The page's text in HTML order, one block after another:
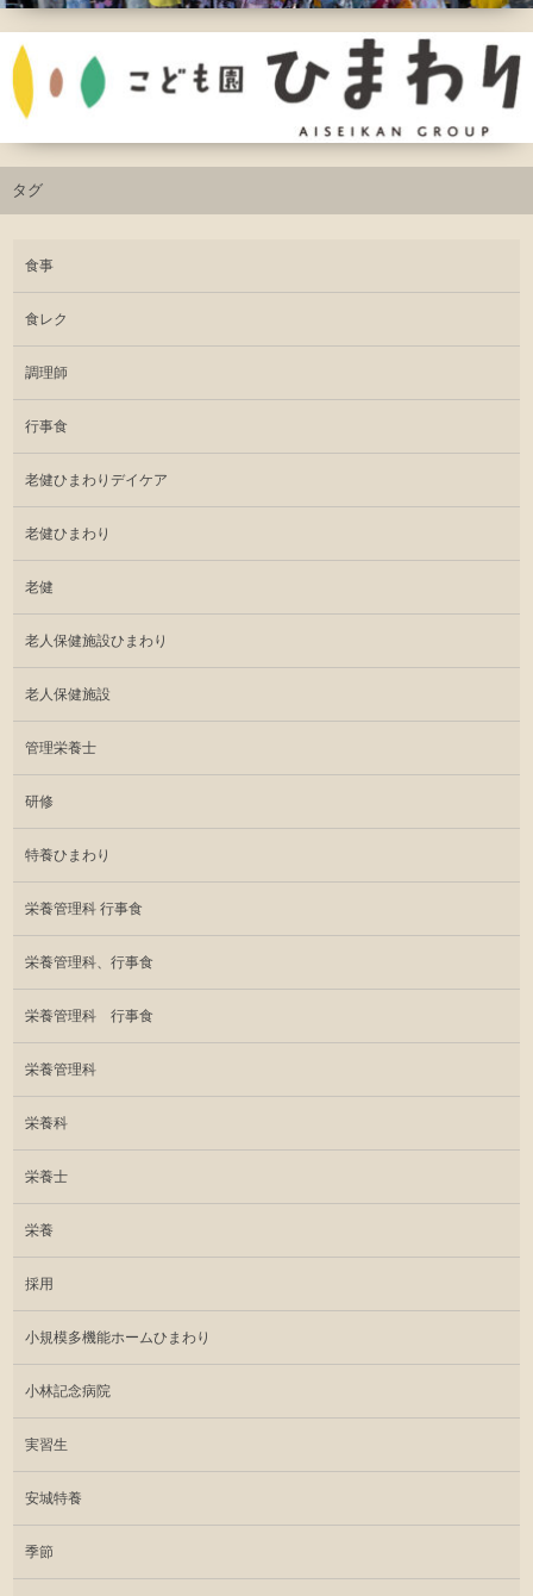
タグ
食事
食レク
調理師
行事食
老健ひまわりデイケア
老健ひまわり
老健
老人保健施設ひまわり
老人保健施設
管理栄養士
研修
特養ひまわり
栄養管理科 行事食
栄養管理科、行事食
栄養管理科 行事食
栄養管理科
栄養科
栄養士
栄養
採用
小規模多機能ホームひまわり
小林記念病院
実習生
安城特養
季節